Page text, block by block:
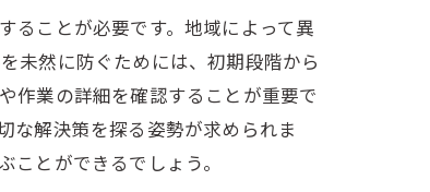
ることが必要です。地域によって異
未然に防ぐためには、初期段階から
作業の詳細を確認することが重要で
な解決策を探る姿勢が求められま
とができるでしょう。